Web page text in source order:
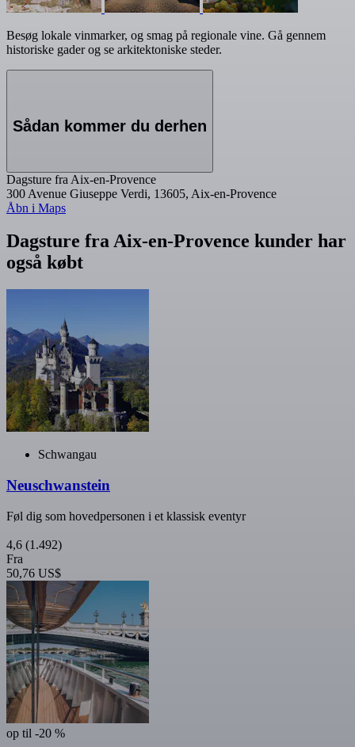
Besøg lokale vinmarker, og smag på regionale vine. Gå gennem
historiske gader og se arkitektoniske steder.
Sådan kommer du derhen
Dagsture fra Aix-en-Provence
300 Avenue Giuseppe Verdi, 13605, Aix-en-Provence
Åbn i Maps
Dagsture fra Aix-en-Provence kunder har
også købt
Schwangau
Neuschwanstein
Føl dig som hovedpersonen i et klassisk eventyr
4,6 (1.492)
Fra
50,76 US$
op til -20 %